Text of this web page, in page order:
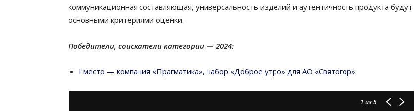
коммуникационная составляющая, универсальность изделий и аутентичность продукта будут
основными критериями оценки.
Победители, соискатели категории — 2024:
I место — компания «Прагматика», набор «Доброе утро» для АО «Святогор».
1 из 5